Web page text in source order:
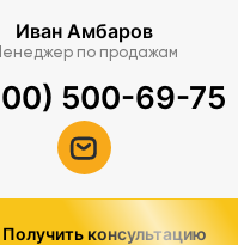
Иван Амбаров
по продажам
500-69-75
Получить консультацию